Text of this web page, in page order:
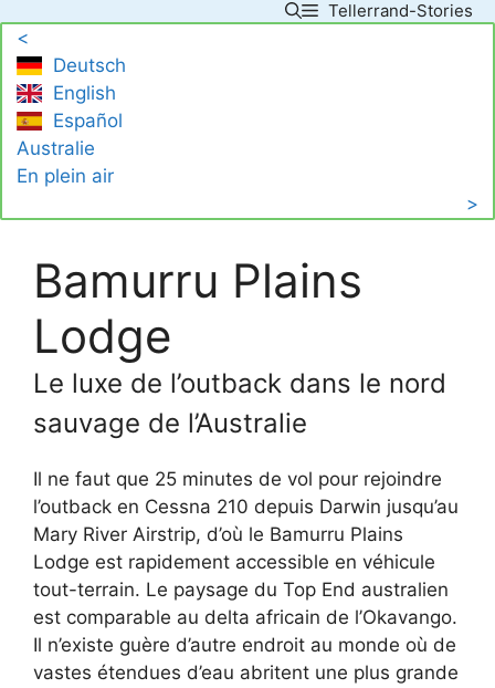
content
Tellerrand-Stories
<
Deutsch
English
Español
Australie
En plein air
>
Bamurru Plains
Lodge
Le luxe de l’outback dans le nord
sauvage de l’Australie
Il ne faut que 25 minutes de vol pour rejoindre
l’outback en Cessna 210 depuis Darwin jusqu’au
Mary River Airstrip, d’où le Bamurru Plains
Lodge est rapidement accessible en véhicule
tout-terrain. Le paysage du Top End australien
est comparable au delta africain de l’Okavango.
Il n’existe guère d’autre endroit au monde où de
vastes étendues d’eau abritent une plus grande